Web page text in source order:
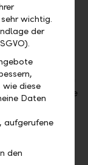
kurzfristige
die
einen
Im
Lipper in
nicht die
im
einer
wichtig.
der
wie diese
Daten
aufgerufene
den